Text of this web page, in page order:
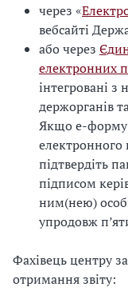
через «
вебсайті
або через
електронних
інтегровані
держорганів
Якщо е-форму
електронного
підтвердіть
підписом
ним(нею)
упродовж
Фахівець центру
отримання звіту: